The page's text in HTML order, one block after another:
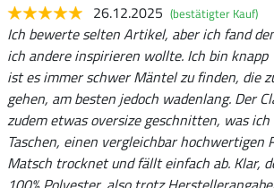
26.12.2025 (bestätigter Kauf)
Ich bewerte selten Artikel, aber ich fand
ich andere inspirieren wollte. Ich bin
ist es immer schwer Mäntel zu finden, die
gehen, am besten jedoch wadenlang. Der
zudem etwas oversize geschnitten, was
Taschen, einen vergleichbar hochwertigen
Matsch trocknet und fällt einfach ab. Klar,